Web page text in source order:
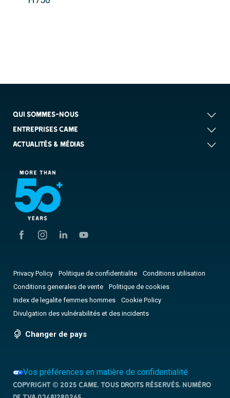
QUI SOMMES-NOUS
ENTREPRISES CAME
ACTUALITÉS & MÉDIAS
Privacy Policy Politique de confidentialite
Conditions utilisation
Conditions generales de vente
Politique de cookies
Index de legalite femmes hommes
Cookie Policy
Divulgation des vulnérabilités et des incidents
Changer de pays
Vos préférences en matière de confidentialité
Copyright © 2025 CAME. Tous droits réservés. NUMÉRO